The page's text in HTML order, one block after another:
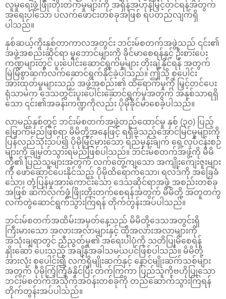
လူမှုရေးဖွံ့ဖြိုးတိုးတက်မှုများကို အရှိန်အဟုန်မြှင့်တင်ရန်အတွက်
အရေးပါသော ပလက်ဖောင်းတစ်ခုအဖြစ် ရပ်တည်လျက်ရှိ
ပါသည်။
နှစ်ဆယ့်ကိုးနှစ်တာကာလအတွင်း ဘင်းမ်စတက်အဖွဲ့သည် ၎င်း၏
အဖွဲ့အစည်းဆိုင်ရာ မူဘောင်များကို ခိုင်မာစေရန်နှင့် ဦးစားပေး
ကဏ္ဍများတွင် ပူးပေါင်းဆောင်ရွက်မှုများ တိုးချဲ့နိုင်ရန် အတွက်
မြဲမြံစွာဆက်လက်ဆောင်ရွက်နိုင်ခဲ့ပါသည်။ ဤသို့ စုပေါင်း
အားထုတ်မှုများသည် အဖွဲ့အစည်း၏ ထိရောက်မှုကို မြှင့်တင်ပေး
ရုံသာမက ဒေသတွင်းပူးပေါင်းဆောင်ရွက်မှုအတွက် အနှစ်သာရရှိ
သော ၎င်း၏အခန်းကဏ္ဍကိုလည်း ပိုမိုခိုင်မာစေခဲ့ပါသည်။
လာမည့်နှစ်တွင် ဘင်းမ်စတက်အဖွဲ့တည်ထောင်မှု နှစ် (၃၀) ပြည့်
မြောက်မည်ဖြစ်ရာ မိမိတို့အနေဖြင့် ရရှိခဲ့သည့်အောင်မြင်မှုများကို
ပြန်လည်သုံးသပ်၍ ပိုမိုမြင့်မားသော ရည်မှန်းချက် ရှေ့လုပ်ငန်းစဉ်
များကို ချမှတ်သွားရမည်ဖြစ်ပါသည်။ ဘင်းမ်စတက်အဖွဲ့ကို မိမိ
တို့၏ ပြည်သူများအတွက် လက်တွေ့ကျသော အကျိုးကျေးဇူးများ
ကို ဖော်ဆောင်ပေးနိုင်သည့် ပိုမိုထိရောက်သော၊ ရလဒ်ကို အခြေခံ
သော၊ တုံ့ပြန်မှုအားကောင်းသော ဒေသဆိုင်ရာအဖွဲ့ အစည်းတစ်ခု
အဖြစ် ဆက်လက်ဖွံ့ဖြိုးတိုးတက်စေရန်အတွက် မိမိတို့ အတူတကွ
လက်တွဲဆောင်ရွက်သွားကြရန် တိုက်တွန်းအပ်ပါသည်။
ဘင်းမ်စတက်အထိမ်းအမှတ်နေ့သည် မိမိတို့ဒေသအတွင်းရှိ
ကြီးမားသော အလားအလာများနှင့် ထိုအလားအလာများကို
အသုံးချရာတွင် ညီညွတ်မှု၏ အရေးပါပုံကို သတိပြုမိစေရန်
နှိုးဆော် ပေးသည့် အချိန်အခါသမယပင်ဖြစ်ပါသည်။ မိမိတို့
အားလုံး စုပေါင်း၍ လက်ရှိမျိုးဆက်နှင့် နောင်မျိုးဆက်သစ်များ
အတွက် ပိုမိုကြံ့ကြံ့ခံနိုင်ပြီး တက်ကြွကာ ပြည်သူကိုဗဟိုပြုသော
ဘင်းမ်စတက်အသိုက်အဝန်းတစ်ခုကို တည်ဆောက်သွားကြရန်
တိုက်တွန်းအပ်ပါသည်။